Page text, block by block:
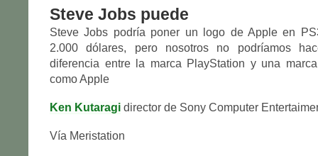
Steve Jobs puede
Steve Jobs podría poner un logo de Apple en
2.000 dólares, pero nosotros no podríamos
diferencia entre la marca PlayStation y una
como Apple
Ken Kutaragi director de Sony Computer
Vía Meristation